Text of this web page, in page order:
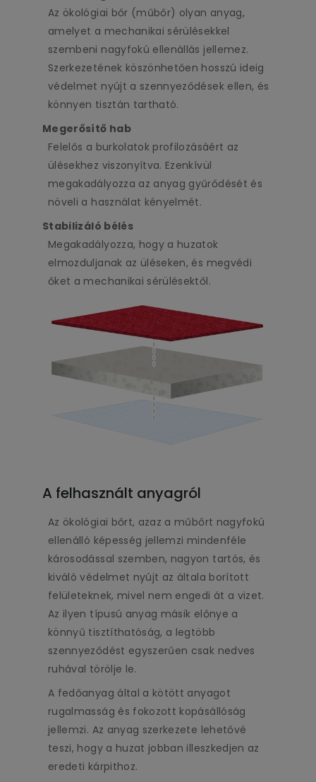
Az ökológiai bőr (műbőr) olyan anyag,
amelyet a mechanikai sérülésekkel
szembeni nagyfokú ellenállás jellemez.
Szerkezetének köszönhetően hosszú ideig
védelmet nyújt a szennyeződések ellen, és
könnyen tisztán tartható.
Megerősítő hab
Felelős a burkolatok profilozásáért az
ülésekhez viszonyítva. Ezenkívül
megakadályozza az anyag gyűrődését és
növeli a használat kényelmét.
Stabilizáló bélés
Megakadályozza, hogy a huzatok
elmozduljanak az üléseken, és megvédi
őket a mechanikai sérülésektől.
A felhasznált anyagról
Az ökológiai bőrt, azaz a műbőrt nagyfokú
ellenálló képesség jellemzi mindenféle
károsodással szemben, nagyon tartós, és
kiváló védelmet nyújt az általa borított
felületeknek, mivel nem engedi át a vizet.
Az ilyen típusú anyag másik előnye a
könnyű tisztíthatóság, a legtöbb
szennyeződést egyszerűen csak nedves
ruhával törölje le.
A fedőanyag által a kötött anyagot
rugalmasság és fokozott kopásállóság
jellemzi. Az anyag szerkezete lehetővé
teszi, hogy a huzat jobban illeszkedjen az
eredeti kárpithoz.